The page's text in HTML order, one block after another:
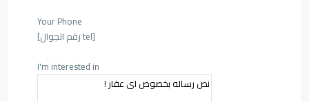
Your Phone
[tel رقم الجوال]
I'm interested in